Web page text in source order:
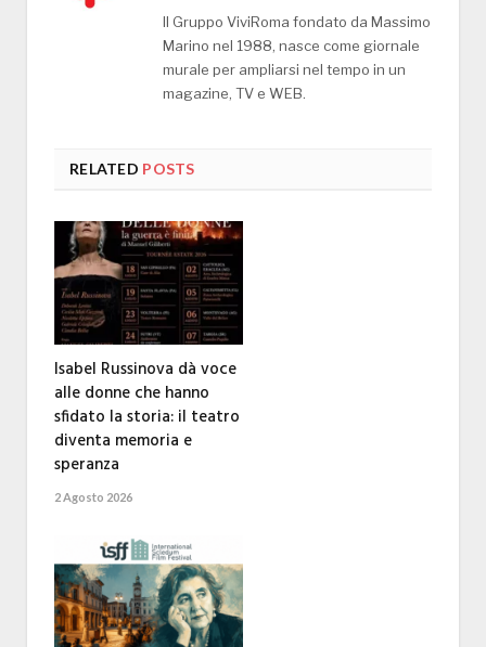
Il Gruppo ViviRoma fondato da Massimo
Marino nel 1988, nasce come giornale
murale per ampliarsi nel tempo in un
magazine, TV e WEB.
RELATED POSTS
Isabel Russinova dà voce
alle donne che hanno
sfidato la storia: il teatro
diventa memoria e
speranza
2 Agosto 2026